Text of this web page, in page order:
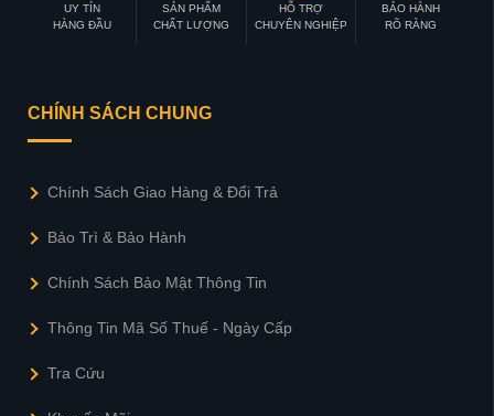
UY TÍN
HÀNG ĐẦU
SẢN PHẨM
CHẤT LƯỢNG
HỖ TRỢ
CHUYÊN NGHIỆP
BẢO HÀNH
RÕ RÀNG
CHÍNH SÁCH CHUNG
Chính Sách Giao Hàng & Đổi Trả
Bảo Trì & Bảo Hành
Chính Sách Bảo Mật Thông Tin
Thông Tin Mã Số Thuế - Ngày Cấp
Tra Cứu